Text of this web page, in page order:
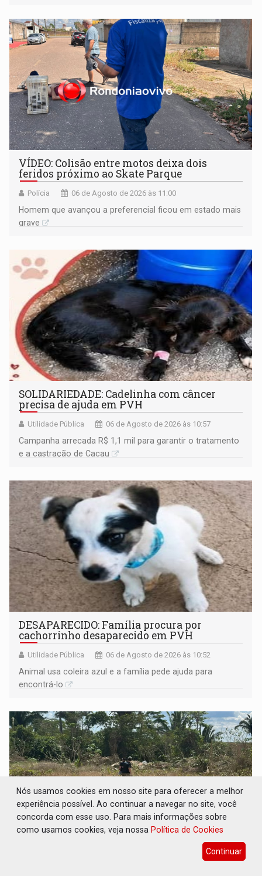
VÍDEO: Colisão entre motos deixa dois
feridos próximo ao Skate Parque
Polícia 06 de Agosto de 2026 às 11:00
Homem que avançou a preferencial ficou em estado mais
grave
SOLIDARIEDADE: Cadelinha com câncer
precisa de ajuda em PVH
Utilidade Pública 06 de Agosto de 2026 às 10:57
Campanha arrecada R$ 1,1 mil para garantir o tratamento
e a castração de Cacau
DESAPARECIDO: Família procura por
cachorrinho desaparecido em PVH
Utilidade Pública 06 de Agosto de 2026 às 10:52
Animal usa coleira azul e a família pede ajuda para
encontrá-lo
CASO MATHEUS: DHPP se mobiliza para
Nós usamos cookies em nosso site para oferecer a melhor
experiência possível. Ao continuar a navegar no site, você
concorda com esse uso. Para mais informações sobre
como usamos cookies, veja nossa Política de Cookies
Continuar